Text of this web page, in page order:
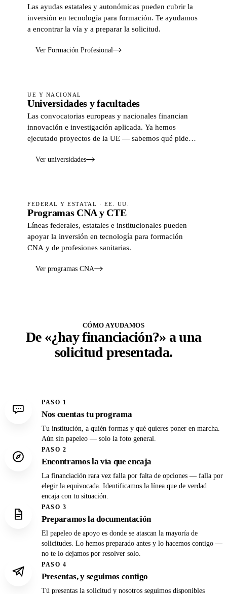
Las ayudas estatales y autonómicas pueden cubrir la
inversión en tecnología para formación. Te ayudamos
a encontrar la vía y a preparar la solicitud.
Ver Formación Profesional
UE Y NACIONAL
Universidades y facultades
Las convocatorias europeas y nacionales financian
innovación e investigación aplicada. Ya hemos
ejecutado proyectos de la UE — sabemos qué piden
Ver universidades
FEDERAL Y ESTATAL · EE. UU.
Programas CNA y CTE
Líneas federales, estatales e institucionales pueden
apoyar la inversión en tecnología para formación
CNA y de profesiones sanitarias.
Ver programas CNA
CÓMO AYUDAMOS
De «¿hay financiación?» a una
solicitud presentada.
PASO 1
Nos cuentas tu programa
Tu institución, a quién formas y qué quieres poner en marcha.
Aún sin papeleo — solo la foto general.
PASO 2
Encontramos la vía que encaja
La financiación rara vez falla por falta de opciones — falla por
elegir la equivocada. Identificamos la línea que de verdad
encaja con tu situación.
PASO 3
Preparamos la documentación
El papeleo de apoyo es donde se atascan la mayoría de
solicitudes. Lo hemos preparado antes y lo hacemos contigo —
no te lo dejamos por resolver solo.
PASO 4
Presentas, y seguimos contigo
Tú presentas la solicitud y nosotros seguimos disponibles